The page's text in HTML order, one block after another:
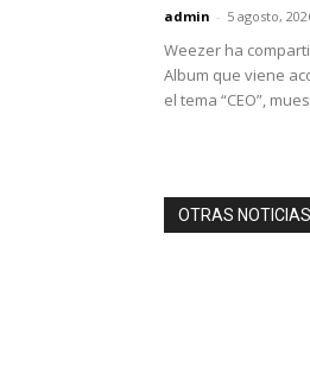
admin - 5 agosto,
Weezer ha
Album que viene
el tema “CEO”,
OTRAS NOTICIAS